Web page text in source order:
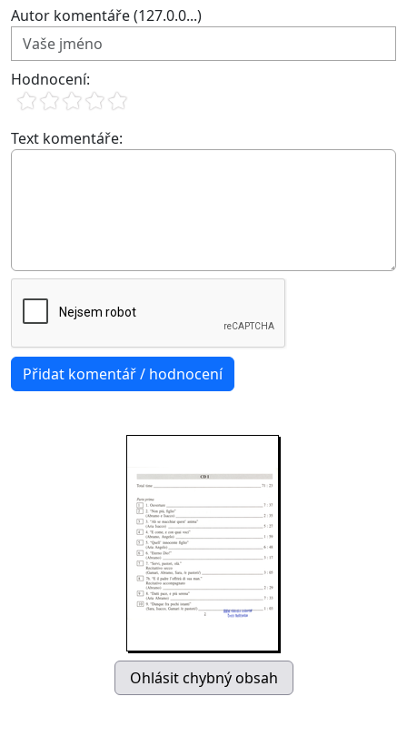
Autor komentáře (127.0.0...)
Hodnocení:
Text komentáře: